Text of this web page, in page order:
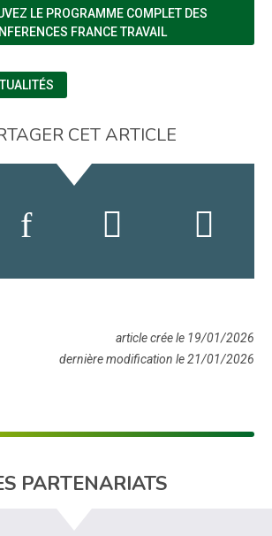
LE PROGRAMME COMPLET DES
FRANCE TRAVAIL
CET ARTICLE
article crée le 19/01/2026
dernière modification le 21/01/2026
PARTENARIATS